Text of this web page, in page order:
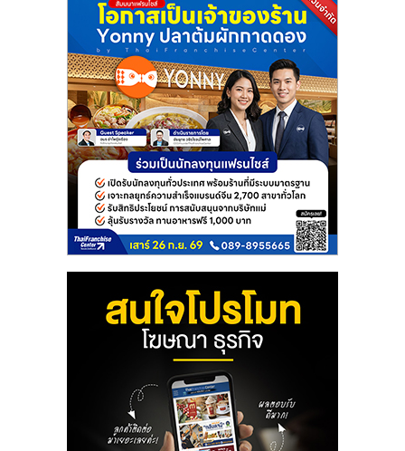
แฟ
ไชส์
ขาย
หน้า